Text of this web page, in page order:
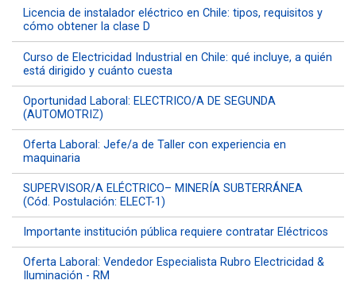
Licencia de instalador eléctrico en Chile: tipos, requisitos y
cómo obtener la clase D
Curso de Electricidad Industrial en Chile: qué incluye, a quién
está dirigido y cuánto cuesta
Oportunidad Laboral: ELECTRICO/A DE SEGUNDA
(AUTOMOTRIZ)
Oferta Laboral: Jefe/a de Taller con experiencia en
maquinaria
SUPERVISOR/A ELÉCTRICO– MINERÍA SUBTERRÁNEA
(Cód. Postulación: ELECT-1)
Importante institución pública requiere contratar Eléctricos
Oferta Laboral: Vendedor Especialista Rubro Electricidad &
Iluminación - RM